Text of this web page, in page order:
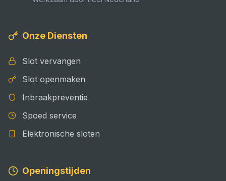
Onze Diensten
Slot vervangen
Slot openmaken
Inbraakpreventie
Spoed service
Elektronische sloten
Openingstijden